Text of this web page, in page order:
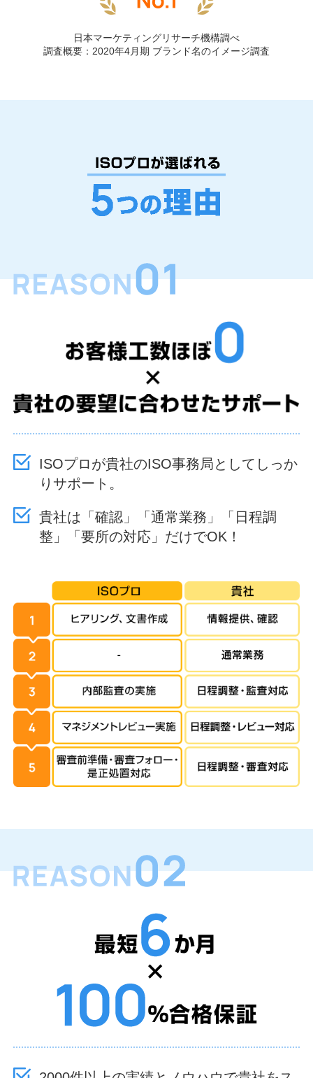
日本マーケティングリサーチ機構調べ
調査概要：2020年4月期 ブランド名のイメージ調査
ISOプロが貴社のISO事務局としてしっか
りサポート。
貴社は「確認」「通常業務」「日程調
整」「要所の対応」だけでOK！